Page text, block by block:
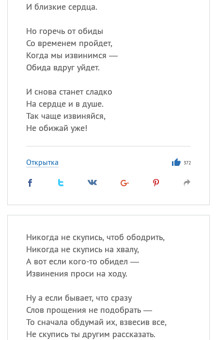
И близкие сердца.
Но горечь от обиды
Со временем пройдет,
Когда мы извинимся —
Обида вдруг уйдет.
И снова станет сладко
На сердце и в душе.
Так чаще извиняйся,
Не обижай уже!
Открытка 372
Никогда не скупись, чтоб ободрить,
Никогда не скупись на хвалу,
А вот если кого-то обидел —
Извинения проси на ходу.
Ну а если бывает, что сразу
Слов прощения не подобрать —
То сначала обдумай их, взвесив все,
Не скупись ты другим рассказать.